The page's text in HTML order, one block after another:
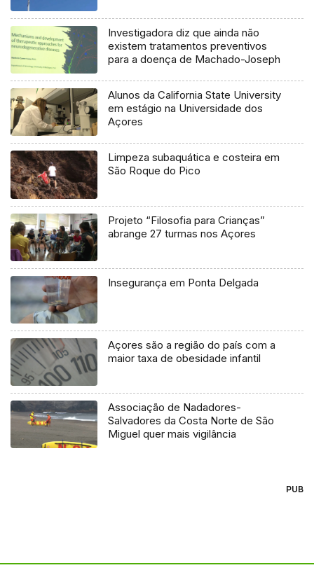
Investigadora diz que ainda não
existem tratamentos preventivos
para a doença de Machado-Joseph
Alunos da California State University
em estágio na Universidade dos
Açores
Limpeza subaquática e costeira em
São Roque do Pico
Projeto “Filosofia para Crianças”
abrange 27 turmas nos Açores
Insegurança em Ponta Delgada
Açores são a região do país com a
maior taxa de obesidade infantil
Associação de Nadadores-
Salvadores da Costa Norte de São
Miguel quer mais vigilância
PUB